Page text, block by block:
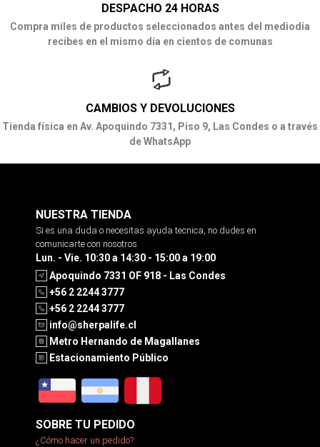
DESPACHO 24 HORAS
Compra miles de productos seleccionados antes del mediodía
recibes en el mismo día en cientos de comunas
CAMBIOS Y DEVOLUCIONES
Tienda física en Av. Apoquindo 7331, Piso 9, Las Condes o a través
de WhatsApp
NUESTRA TIENDA
Si es una duda o necesitas ayuda tecnica, no dudes en
comunicarte con nosotros
Lun. - Vie. 10:30 a 14:30 - 15:00 a 19:00
Apoquindo 7331 OF 918 - Las Condes
+56 2 2244 3777
+56 2 2244 3777
info@sherpalife.cl
Metro Hernando de Magallanes
Estacionamiento Público
SOBRE TU PEDIDO
¿Cómo hacer un pedido?